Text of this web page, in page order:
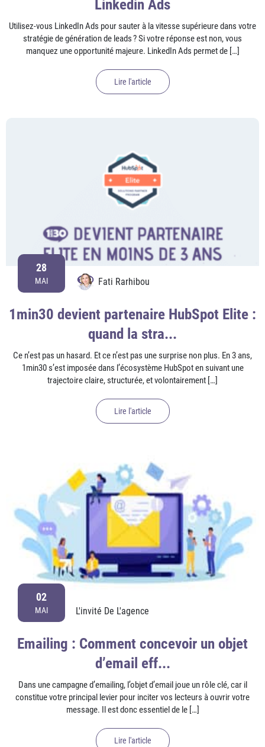
Linkedin Ads
Utilisez-vous LinkedIn Ads pour sauter à la vitesse supérieure dans votre
stratégie de génération de leads ? Si votre réponse est non, vous
manquez une opportunité majeure. LinkedIn Ads permet de […]
Lire l'article
28
MAI Fati Rarhibou
1min30 devient partenaire HubSpot Elite :
quand la stra...
Ce n’est pas un hasard. Et ce n’est pas une surprise non plus. En 3 ans,
1min30 s’est imposée dans l’écosystème HubSpot en suivant une
trajectoire claire, structurée, et volontairement […]
Lire l'article
02
MAI L'invité De L'agence
Emailing : Comment concevoir un objet
d’email eff...
Dans une campagne d’emailing, l’objet d’email joue un rôle clé, car il
constitue votre principal levier pour inciter vos lecteurs à ouvrir votre
message. Il est donc essentiel de le […]
Lire l'article